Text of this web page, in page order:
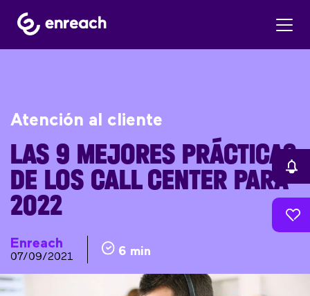
Atención al cliente
LAS 9 MEJORES PRÁCTICAS
DE LOS CALL CENTER PARA
2022
Enreach
07/09/2021 6 min